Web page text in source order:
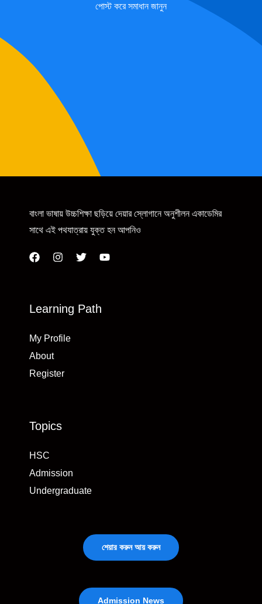
পোস্ট করে সমাধান জানুন
বাংলা ভাষায় উচ্চশিক্ষা ছড়িয়ে দেয়ার স্লোগানে অনুশীলন একাডেমির
সাথে এই পথযাত্রায় যুক্ত হন আপনিও
Learning Path
My Profile
About
Register
Topics
HSC
Admission
Undergraduate
শেয়ার করুন আয় করুন
Admission News